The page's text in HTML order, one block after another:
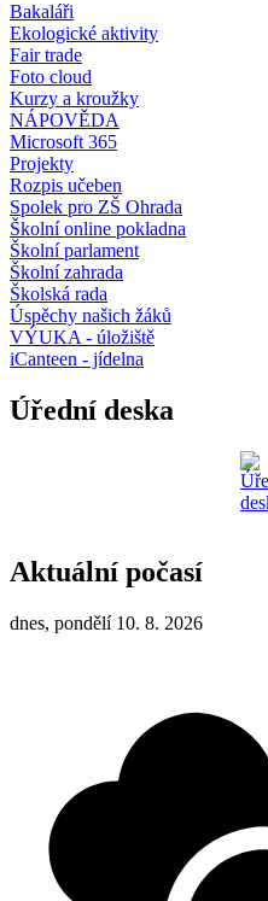
Bakaláři
Ekologické aktivity
Fair trade
Foto cloud
Kurzy a kroužky
NÁPOVĚDA
Microsoft 365
Projekty
Rozpis učeben
Spolek pro ZŠ Ohrada
Školní online pokladna
Školní parlament
Školní zahrada
Školská rada
Úspěchy našich žáků
VÝUKA - úložiště
iCanteen - jídelna
Úřední deska
Aktuální počasí
dnes, pondělí 10. 8. 2026